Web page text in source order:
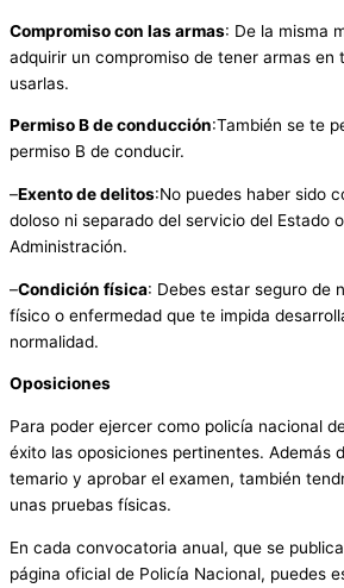
Compromiso con las armas: De la misma
adquirir un compromiso de tener armas en
usarlas.
Permiso B de conducción:También se te
permiso B de conducir.
–Exento de delitos:No puedes haber sido
doloso ni separado del servicio del Estado
Administración.
–Condición física: Debes estar seguro de
físico o enfermedad que te impida
normalidad.
Oposiciones
Para poder ejercer como policía nacional
éxito las oposiciones pertinentes. Además
temario y aprobar el examen, también
unas pruebas físicas.
En cada convocatoria anual, que se
página oficial de Policía Nacional, puedes